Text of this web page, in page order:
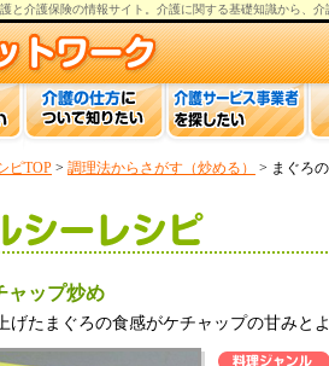
と介護保険の情報サイト。 介護に関する基礎知識から、 介
ピTOP > 調理法からさがす（炒める） > まぐろ
ャップ炒め
げたまぐろの食感がケチャップの甘みと